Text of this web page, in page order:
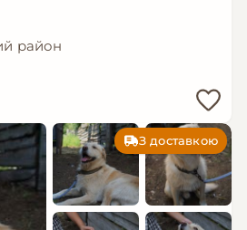
район
З доставкою